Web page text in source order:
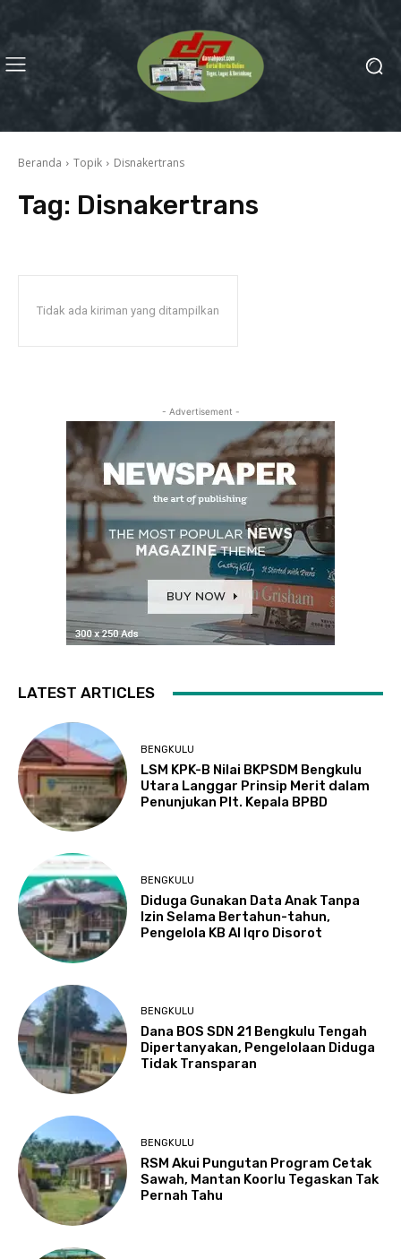
Beranda Topik Disnakertrans
Tag: Disnakertrans
Tidak ada kiriman yang ditampilkan
- Advertisement -
LATEST ARTICLES
BENGKULU
LSM KPK-B Nilai BKPSDM Bengkulu
Utara Langgar Prinsip Merit dalam
Penunjukan Plt. Kepala BPBD
BENGKULU
Diduga Gunakan Data Anak Tanpa
Izin Selama Bertahun-tahun,
Pengelola KB Al Iqro Disorot
BENGKULU
Dana BOS SDN 21 Bengkulu Tengah
Dipertanyakan, Pengelolaan Diduga
Tidak Transparan
BENGKULU
RSM Akui Pungutan Program Cetak
Sawah, Mantan Koorlu Tegaskan Tak
Pernah Tahu